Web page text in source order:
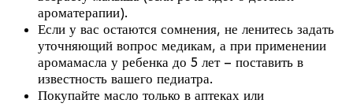
ароматерапии).
Если у вас остаются сомнения, не ленитесь задать
уточняющий вопрос медикам, а при применении
аромамасла у ребенка до 5 лет – поставить в
известность вашего педиатра.
Покупайте масло только в аптеках или